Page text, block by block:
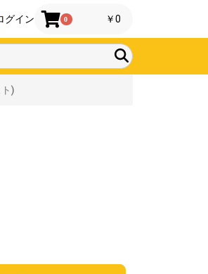
グイン 0 ￥0
)